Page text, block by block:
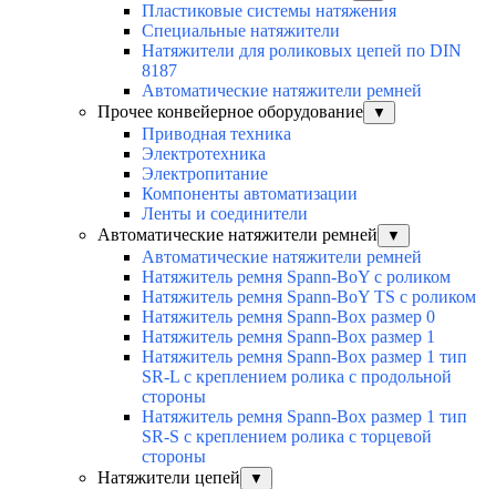
Пластиковые системы натяжения
Специальные натяжители
Натяжители для роликовых цепей по DIN
8187
Автоматические натяжители ремней
Прочее конвейерное оборудование
▼
Приводная техника
Электротехника
Электропитание
Компоненты автоматизации
Ленты и соединители
Автоматические натяжители ремней
▼
Автоматические натяжители ремней
Натяжитель ремня Spann-BoY с роликом
Натяжитель ремня Spann-BoY TS с роликом
Натяжитель ремня Spann-Box размер 0
Натяжитель ремня Spann-Box размер 1
Натяжитель ремня Spann-Box размер 1 тип
SR-L с креплением ролика с продольной
стороны
Натяжитель ремня Spann-Box размер 1 тип
SR-S с креплением ролика с торцевой
стороны
Натяжители цепей
▼